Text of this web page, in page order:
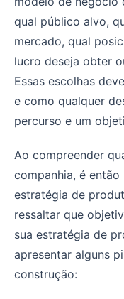
qual público alvo,
mercado, qual
lucro deseja obter
Essas escolhas
e como qualquer
percurso e um
Ao compreender
companhia, é
estratégia de
ressaltar que
sua estratégia de
apresentar alguns
construção: